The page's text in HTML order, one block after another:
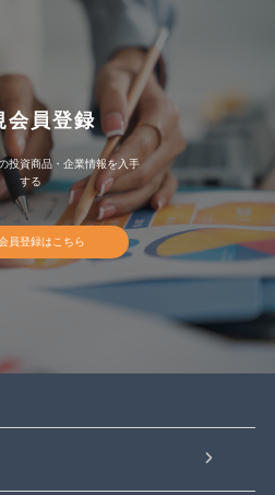
会員登録
投資商品・企業情報を入手
する
員登録はこちら